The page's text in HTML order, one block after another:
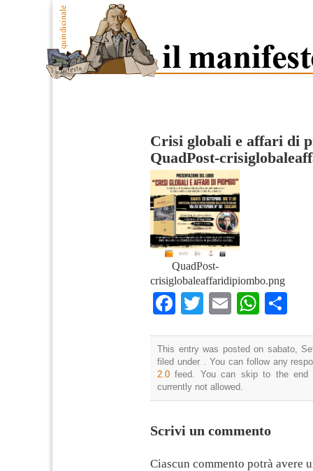
Crisi globali e affari di
QuadPost-
QuadPost-
crisiglobaleaffaridipiombo.png
Facebook
TwitterEmail
This entry was posted on sabato,
filed under . You can follow any
2.0 feed. You can skip to the end
currently not allowed.
Scrivi un commento
Ciascun commento potrà avere